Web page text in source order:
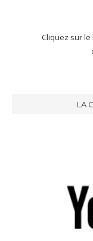
Cliquez sur
LA